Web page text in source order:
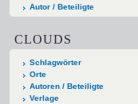
Autor / Beteiligte
CLOUDS
Schlagwörter
Orte
Autoren / Beteiligte
Verlage